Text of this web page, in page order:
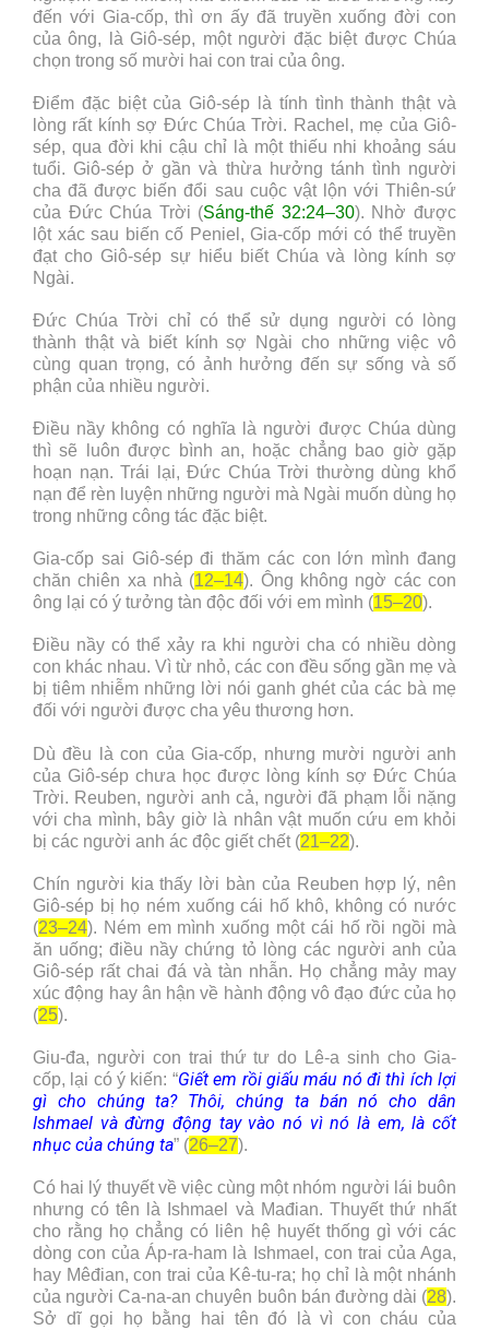
đến với Gia-cốp, thì ơn ấy đã truyền xuống đời con
của ông, là Giô-sép, một người đặc biệt được Chúa
chọn trong số mười hai con trai của ông.
Điểm đặc biệt của Giô-sép là tính tình thành thật và
lòng rất kính sợ Đức Chúa Trời. Rachel, mẹ của Giô-
sép, qua đời khi cậu chỉ là một thiếu nhi khoảng sáu
tuổi. Giô-sép ở gần và thừa hưởng tánh tình người
cha đã được biến đổi sau cuộc vật lộn với Thiên-sứ
của Đức Chúa Trời (Sáng-thế 32:24–30). Nhờ được
lột xác sau biến cố Peniel, Gia-cốp mới có thể truyền
đạt cho Giô-sép sự hiểu biết Chúa và lòng kính sợ
Ngài.
Đức Chúa Trời chỉ có thể sử dụng người có lòng
thành thật và biết kính sợ Ngài cho những việc vô
cùng quan trọng, có ảnh hưởng đến sự sống và số
phận của nhiều người.
Điều nầy không có nghĩa là người được Chúa dùng
thì sẽ luôn được bình an, hoặc chẳng bao giờ gặp
hoạn nạn. Trái lại, Đức Chúa Trời thường dùng khổ
nạn để rèn luyện những người mà Ngài muốn dùng họ
trong những công tác đặc biệt.
Gia-cốp sai Giô-sép đi thăm các con lớn mình đang
chăn chiên xa nhà (12–14). Ông không ngờ các con
ông lại có ý tưởng tàn độc đối với em mình (15–20).
Điều nầy có thể xảy ra khi người cha có nhiều dòng
con khác nhau. Vì từ nhỏ, các con đều sống gần mẹ và
bị tiêm nhiễm những lời nói ganh ghét của các bà mẹ
đối với người được cha yêu thương hơn.
Dù đều là con của Gia-cốp, nhưng mười người anh
của Giô-sép chưa học được lòng kính sợ Đức Chúa
Trời. Reuben, người anh cả, người đã phạm lỗi nặng
với cha mình, bây giờ là nhân vật muốn cứu em khỏi
bị các người anh ác độc giết chết (21–22).
Chín người kia thấy lời bàn của Reuben hợp lý, nên
Giô-sép bị họ ném xuống cái hố khô, không có nước
(23–24). Ném em mình xuống một cái hố rồi ngồi mà
ăn uống; điều nầy chứng tỏ lòng các người anh của
Giô-sép rất chai đá và tàn nhẫn. Họ chẳng mảy may
xúc động hay ân hận về hành động vô đạo đức của họ
(25).
Giu-đa, người con trai thứ tư do Lê-a sinh cho Gia-
cốp, lại có ý kiến: “Giết em rồi giấu máu nó đi thì ích lợi
gì cho chúng ta? Thôi, chúng ta bán nó cho dân
Ishmael và đừng động tay vào nó vì nó là em, là cốt
nhục của chúng ta” (26–27).
Có hai lý thuyết về việc cùng một nhóm người lái buôn
nhưng có tên là Ishmael và Mađian. Thuyết thứ nhất
cho rằng họ chẳng có liên hệ huyết thống gì với các
dòng con của Áp-ra-ham là Ishmael, con trai của Aga,
hay Mêđian, con trai của Kê-tu-ra; họ chỉ là một nhánh
của người Ca-na-an chuyên buôn bán đường dài (28).
Sở dĩ gọi họ bằng hai tên đó là vì con cháu của